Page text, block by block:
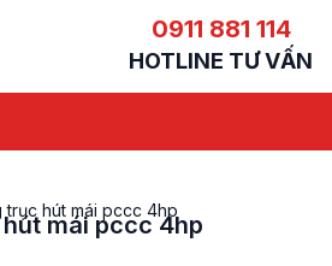
0911 881 114
HOTLINE TƯ VẤN
trục hút mái pccc 4hp
mái pccc 4hp